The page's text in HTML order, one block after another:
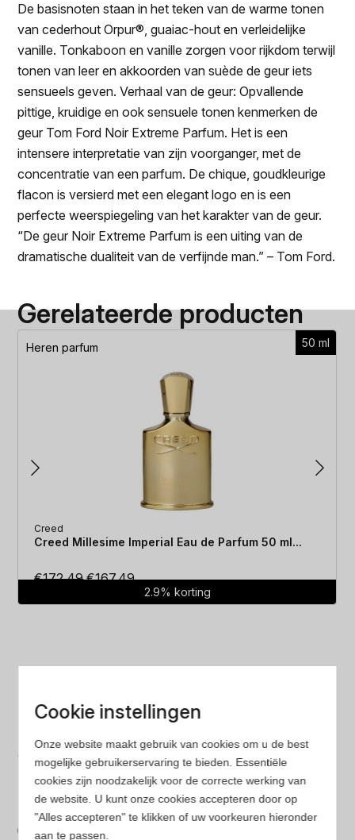
De basisnoten staan in het teken van de warme tonen
van cederhout Orpur®, guaiac-hout en verleidelijke
vanille. Tonkaboon en vanille zorgen voor rijkdom terwijl
tonen van leer en akkoorden van suède de geur iets
sensueels geven. Verhaal van de geur: Opvallende
pittige, kruidige en ook sensuele tonen kenmerken de
geur Tom Ford Noir Extreme Parfum. Het is een
intensere interpretatie van zijn voorganger, met de
concentratie van een parfum. De chique, goudkleurige
flacon is versierd met een elegant logo en is een
perfecte weerspiegeling van het karakter van de geur.
“De geur Noir Extreme Parfum is een uiting van de
dramatische dualiteit van de verfijnde man.” – Tom Ford.
Gerelateerde producten
50 ml
Heren parfum
Creed
Creed Millesime Imperial Eau de Parfum 50 ml...
€172.49Oorspronkelijke
€167.49Huidige
prijs
2.9% korting
Gegarandeerd de laagste prijs. Wij vergelijken prijzen
van verschillende websites
Gemakkelijk zoeken
Cookie instellingen
Onze website maakt gebruik van cookies om u de best
mogelijke gebruikerservaring te bieden. Essentiële
cookies zijn noodzakelijk voor de correcte werking van
de website. U kunt onze cookies accepteren door op
"Alles accepteren" te klikken of uw voorkeuren hieronder
aan te passen.